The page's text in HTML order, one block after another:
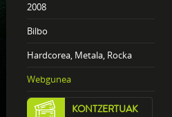
2008
Bilbo
Hardcorea, Metala, Rocka
Webgunea
KONTZERTUAK